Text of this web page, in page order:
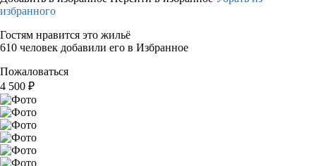
избранного
Гостям нравится это жильё
610 человек добавили его в Избранное
Пожаловаться
4 500 ₽